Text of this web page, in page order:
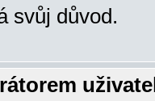
svůj důvod.